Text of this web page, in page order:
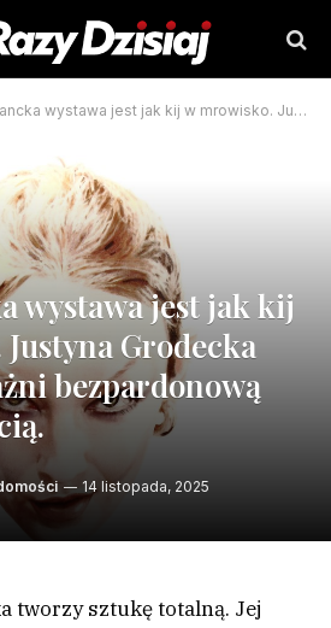
jest jak kij w mrowisko. Justyna Grodecka szokuje i drażni bezpardonową oryginalnością.
wystawa jest jak kij
Grodecka
bezpardonową
14 listopada, 2025
tworzy sztukę totalną. Jej